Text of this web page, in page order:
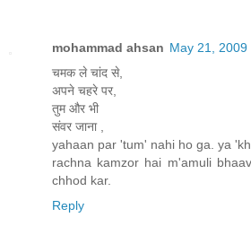
mohammad ahsan May 21, 2009
चमक ले चांद से,
अपने चहरे पर,
तुम और भी
संवर जाना ,
yahaan par 'tum' nahi ho ga. ya
rachna kamzor hai m'amuli
chhod kar.
Reply